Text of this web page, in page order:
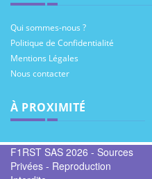
Qui sommes-nous ?
Politique de Confidentialité
Mentions Légales
Nous contacter
À PROXIMITÉ
F1RST SAS 2026 - Sources
Privées - Reproduction